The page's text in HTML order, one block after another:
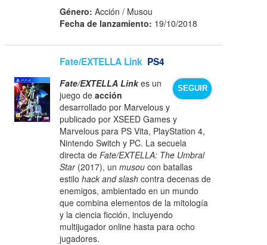
Género: Acción / Musou
Fecha de lanzamiento: 19/10/2018
Fate/EXTELLA Link PS4
SEGUIR
Fate/EXTELLA Linkes un
juego deacción
desarrollado por Marvelous y
publicado por XSEED Games y
Marvelous para PS Vita, PlayStation 4,
Nintendo Switch y PC. La secuela
directa deFate/EXTELLA: The Umbral
Star(2017), unmusou con batallas
estilohack and slash contra decenas de
enemigos, ambientado en un mundo
que combina elementos de la mitología
y la ciencia ficción, incluyendo
multijugador online hasta para ocho
jugadores.